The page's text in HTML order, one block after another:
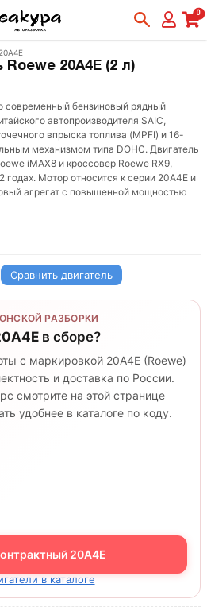
0
20A4E
Roewe 20A4E (2 л)
современный бензиновый рядный
автопроизводителя SAIC,
впрыска топлива (MPFI) и 16-
механизмом типа DOHC. Двигатель
iMAX8 и кроссовер Roewe RX9,
Мотор относится к серии 20A4E и
агрегат с повышенной мощностью
Сравнить двигатель
РАЗБОРКИ
в сборе?
с маркировкой 20A4E (Roewe)
и доставка по России.
смотрите на этой странице
удобнее в каталоге по коду.
20A4E
в каталоге